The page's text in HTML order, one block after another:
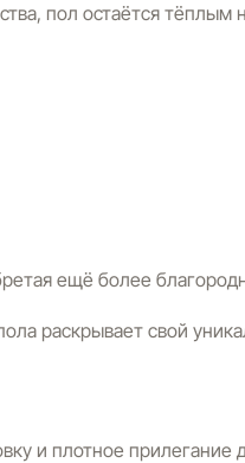
пол остаётся тёплым
ещё более
раскрывает свой
и плотное прилегание